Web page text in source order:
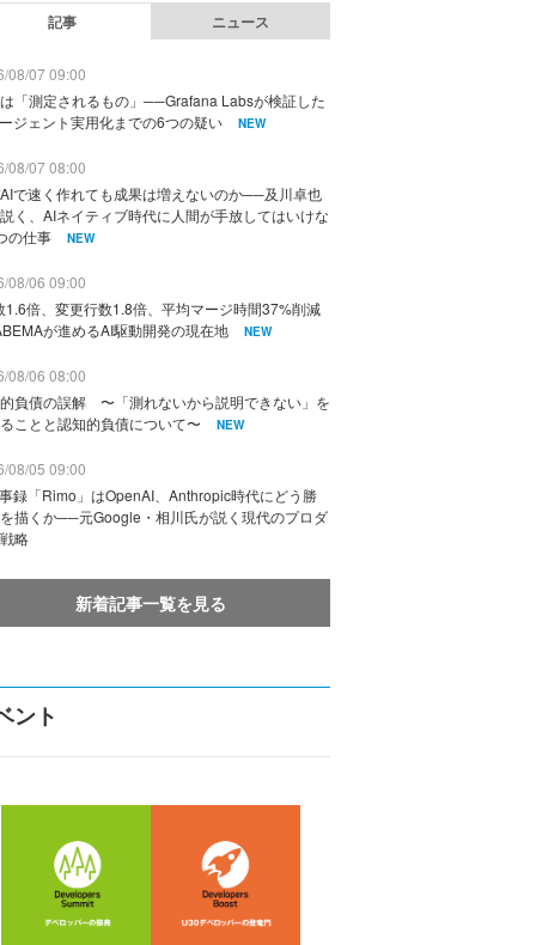
記事 ニュース
08/07 09:00
「測定されるもの」──Grafana Labsが検証した
ジェント実用化までの6つの疑い
NEW
08/07 08:00
で速く作れても成果は増えないのか──及川卓也
く、AIネイティブ時代に人間が手放してはいけな
の仕事
NEW
08/06 09:00
1.6倍、変更行数1.8倍、平均マージ時間37%削減
が進めるAI駆動開発の現在地
NEW
08/06 08:00
負債の誤解 〜「測れないから説明できない」を
ことと認知的負債について〜
NEW
08/05 09:00
録「Rimo」はOpenAI、Anthropic時代にどう勝
描くか──元Google・相川氏が説く現代のプロダ
略
新着記事一覧を見る
ント